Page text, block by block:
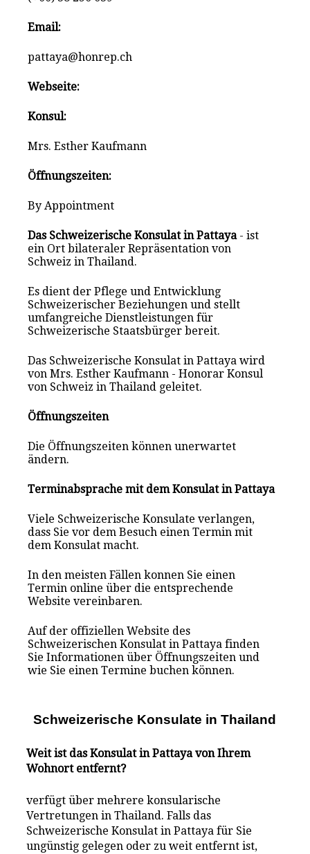
Email:
pattaya@honrep.ch
Webseite:
Konsul:
Mrs. Esther Kaufmann
Öffnungszeiten:
By Appointment
Das Schweizerische Konsulat in Pattaya- ist
ein Ort bilateraler Repräsentation von
Schweiz in Thailand.
Es dient der Pflege und Entwicklung
Schweizerischer Beziehungen und stellt
umfangreiche Dienstleistungen für
Schweizerische Staatsbürger bereit.
Das Schweizerische Konsulat in Pattaya wird
von Mrs. Esther Kaufmann - Honorar Konsul
von Schweiz in Thailand geleitet.
Öffnungszeiten
Die Öffnungszeiten können unerwartet
ändern.
Terminabsprache mit dem Konsulat in Pattaya
Viele Schweizerische Konsulate verlangen,
dass Sie vor dem Besuch einen Termin mit
dem Konsulat macht.
In den meisten Fällen konnen Sie einen
Termin online über die entsprechende
Website vereinbaren.
Auf der offiziellen Website des
Schweizerischen Konsulat in Pattaya finden
Sie Informationen über Öffnungszeiten und
wie Sie einen Termine buchen können.
Schweizerische Konsulate in Thailand
Weit ist das Konsulat in Pattaya von Ihrem
Wohnort entfernt?
verfügt über mehrere konsularische
Vertretungen in Thailand. Falls das
Schweizerische Konsulat in Pattaya für Sie
ungünstig gelegen oder zu weit entfernt ist,